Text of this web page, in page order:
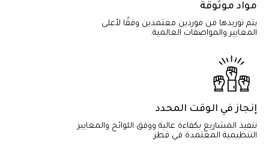
مواد موثوقة
يتم توريدها من موردين معتمدين وفقًا لأعلى
المعايير والمواصفات العالمية.
إنجاز في الوقت المحدد
تنفيذ المشاريع بكفاءة عالية ووفق اللوائح والمعايير
التنظيمية المعتمدة في قطر.